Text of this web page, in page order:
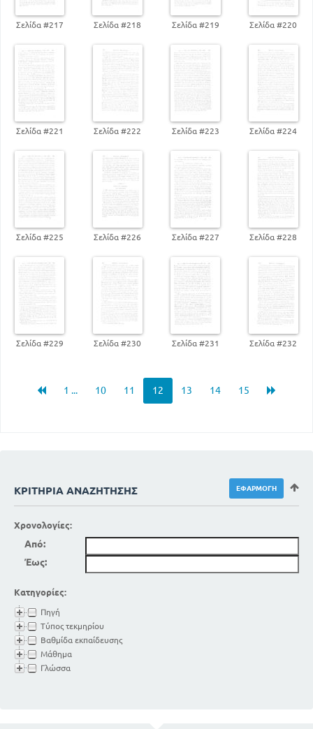
Σελίδα #217 Σελίδα #218 Σελίδα #219 Σελίδα #220
Σελίδα #221 Σελίδα #222 Σελίδα #223 Σελίδα #224
Σελίδα #225 Σελίδα #226 Σελίδα #227 Σελίδα #228
Σελίδα #229 Σελίδα #230 Σελίδα #231 Σελίδα #232
1 ... 10 11 12 13 14 15
ΚΡΙΤΉΡΙΑ ΑΝΑΖΉΤΗΣΗΣ
Χρονολογίες:
Από:
Έως:
Κατηγορίες:
Πηγή
Τύπος τεκμηρίου
Βαθμίδα εκπαίδευσης
Μάθημα
Γλώσσα